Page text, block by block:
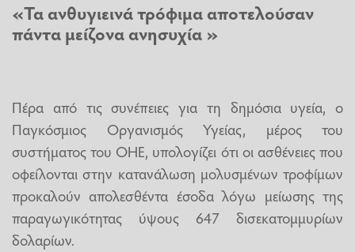
«Τα ανθυγιεινά τρόφιμα αποτελούσαν
πάντα μείζονα ανησυχία »
Πέρα από τις συνέπειες για τη δημόσια υγεία, ο
Παγκόσμιος Οργανισμός Υγείας, μέρος του
συστήματος του ΟΗΕ, υπολογίζει ότι οι ασθένειες που
οφείλονται στην κατανάλωση μολυσμένων τροφίμων
προκαλούν απολεσθέντα έσοδα λόγω μείωσης της
παραγωγικότητας ύψους 647 δισεκατομμυρίων
δολαρίων.